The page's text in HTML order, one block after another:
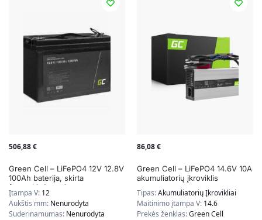
506,88€
Green Cell – LiFePO4 12V 12.8V
100Ah baterija, skirta
fotovoltinėms sistemoms,
nameliams ant ratų ir valtims
Įtampa V: 12
Aukštis mm: Nenurodyta
Suderinamumas: Nenurodyta
86,08€
Green Cell – LiFePO4 14.6V 10A
akumuliatorių įkroviklis
Tipas:Akumuliatorių Įkrovikliai
Maitinimo įtampa V: 14.6
Prekės ženklas:Green Cell